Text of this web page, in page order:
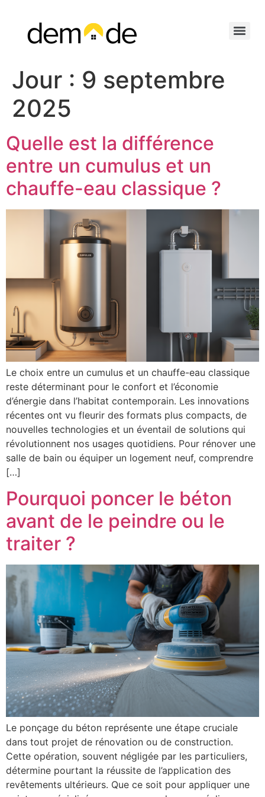
Jour : 9 septembre
2025
Quelle est la différence
entre un cumulus et un
chauffe-eau classique ?
Le choix entre un cumulus et un chauffe-eau classique
reste déterminant pour le confort et l’économie
d’énergie dans l’habitat contemporain. Les innovations
récentes ont vu fleurir des formats plus compacts, de
nouvelles technologies et un éventail de solutions qui
révolutionnent nos usages quotidiens. Pour rénover une
salle de bain ou équiper un logement neuf, comprendre
[…]
Pourquoi poncer le béton
avant de le peindre ou le
traiter ?
Le ponçage du béton représente une étape cruciale
dans tout projet de rénovation ou de construction.
Cette opération, souvent négligée par les particuliers,
détermine pourtant la réussite de l’application des
revêtements ultérieurs. Que ce soit pour appliquer une